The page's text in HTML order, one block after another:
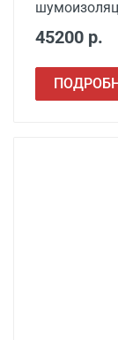
45200 р.